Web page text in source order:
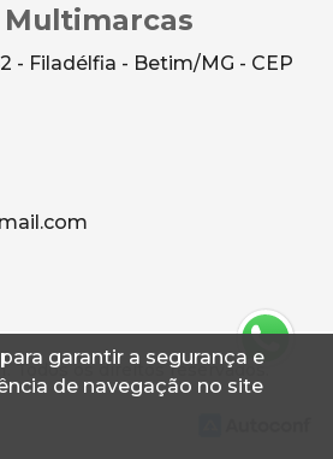
garantir a segurança e
de navegação no site
- Filadélfia - Betim/MG - CEP
Todos os direitos reservados.